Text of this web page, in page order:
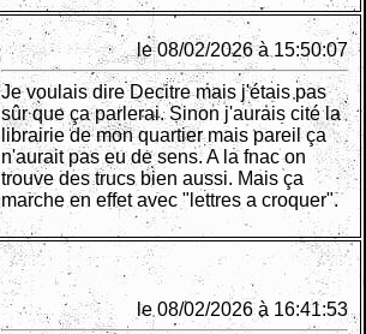
le 08/02/2026 à 15:50:07
Je voulais dire Decitre mais j'étais pas
sûr que ça parlerai. Sinon j'aurais cité la
librairie de mon quartier mais pareil ça
n'aurait pas eu de sens. A la fnac on
trouve des trucs bien aussi. Mais ça
marche en effet avec "lettres a croquer".
le 08/02/2026 à 16:41:53